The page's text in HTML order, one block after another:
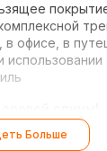
офисе, в
Больше